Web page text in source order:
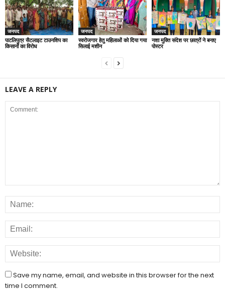
जनपद
पाटलिपुत्र सैटलाइट टाउनशिप का
किसानों का विरोध
जनपद
स्वरोजगार हेतु महिलाओं को दिया गया
सिलाई मशीन
जनपद
नशा मुक्ति संदेश पर छात्रों ने बनाए
पोस्टर
LEAVE A REPLY
Save my name, email, and website in this browser for the next
time I comment.